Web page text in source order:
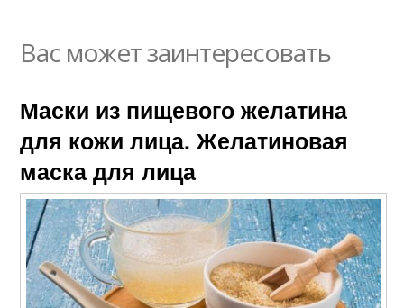
Вас может заинтересовать
Маски из пищевого желатина
для кожи лица. Желатиновая
маска для лица